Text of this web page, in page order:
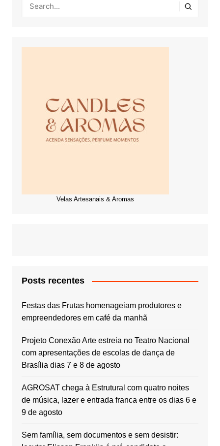
Velas Artesanais & Aromas
Posts recentes
Festas das Frutas homenageiam produtores e
empreendedores em café da manhã
Projeto Conexão Arte estreia no Teatro Nacional
com apresentações de escolas de dança de
Brasília dias 7 e 8 de agosto
AGROSAT chega à Estrutural com quatro noites
de música, lazer e entrada franca entre os dias 6 e
9 de agosto
Sem família, sem documentos e sem desistir: